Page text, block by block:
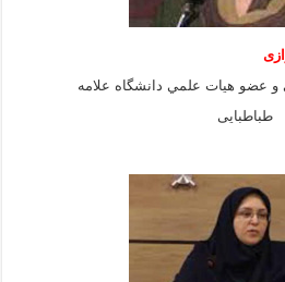
و عضو هيات علمي دانشگاه علامه
طباطبايى